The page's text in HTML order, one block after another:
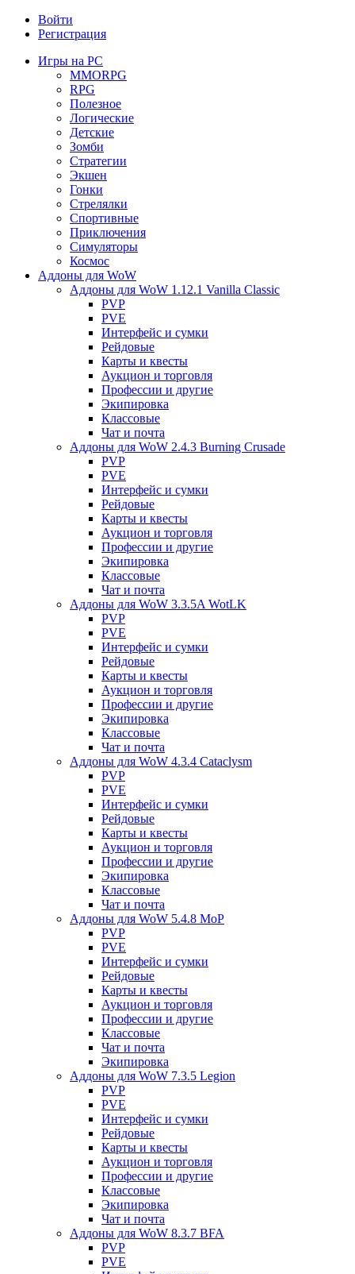
Войти
Регистрация
Игры на PC
MMORPG
RPG
Полезное
Логические
Детские
Зомби
Стратегии
Экшен
Гонки
Стрелялки
Спортивные
Приключения
Симуляторы
Космос
Аддоны для WoW
Аддоны для WoW 1.12.1 Vanilla Classic
PVP
PVE
Интерфейс и сумки
Рейдовые
Карты и квесты
Аукцион и торговля
Профессии и другие
Экипировка
Классовые
Чат и почта
Аддоны для WoW 2.4.3 Burning Crusade
PVP
PVE
Интерфейс и сумки
Рейдовые
Карты и квесты
Аукцион и торговля
Профессии и другие
Экипировка
Классовые
Чат и почта
Аддоны для WoW 3.3.5A WotLK
PVP
PVE
Интерфейс и сумки
Рейдовые
Карты и квесты
Аукцион и торговля
Профессии и другие
Экипировка
Классовые
Чат и почта
Аддоны для WoW 4.3.4 Cataclysm
PVP
PVE
Интерфейс и сумки
Рейдовые
Карты и квесты
Аукцион и торговля
Профессии и другие
Экипировка
Классовые
Чат и почта
Аддоны для WoW 5.4.8 MoP
PVP
PVE
Интерфейс и сумки
Рейдовые
Карты и квесты
Аукцион и торговля
Профессии и другие
Классовые
Чат и почта
Экипировка
Аддоны для WoW 7.3.5 Legion
PVP
PVE
Интерфейс и сумки
Рейдовые
Карты и квесты
Аукцион и торговля
Профессии и другие
Классовые
Экипировка
Чат и почта
Аддоны для WoW 8.3.7 BFA
PVP
PVE